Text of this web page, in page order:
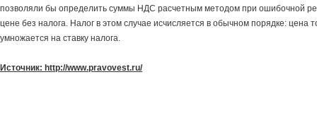
позволяли бы определить суммы НДС расчетным методом при ошибочной
цене без налога. Налог в этом случае исчисляется в обычном порядке: цена
умножается на ставку налога.
Источник: http://www.pravovest.ru/